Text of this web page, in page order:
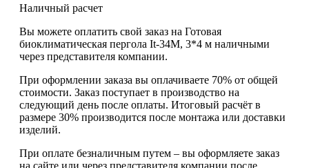
Наличный расчет
Вы можете оплатить свой заказ на Готовая
биоклиматическая пергола It-34M, 3*4 м наличными
через представителя компании.
При оформлении заказа вы оплачиваете 70% от общей
стоимости. Заказ поступает в производство на
следующий день после оплаты. Итоговый расчёт в
размере 30% производится после монтажа или доставки
изделий.
При оплате безналичным путем – вы оформляете заказ